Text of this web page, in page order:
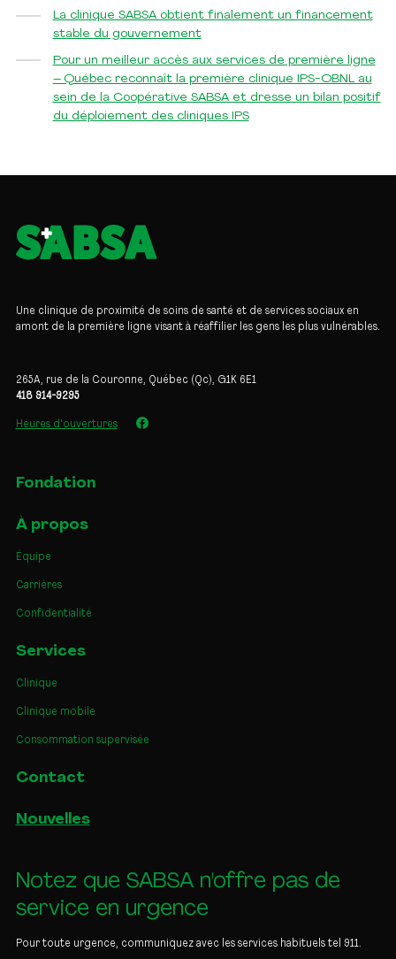
La clinique SABSA obtient finalement un financement
stable du gouvernement
Pour un meilleur accès aux services de première ligne
– Québec reconnaît la première clinique IPS-OBNL au
sein de la Coopérative SABSA et dresse un bilan positif
du déploiement des cliniques IPS
Une clinique de proximité de soins de santé et de services sociaux en
amont de la première ligne visant à réaffilier les gens les plus vulnérables.
265A, rue de la Couronne, Québec (Qc), G1K 6E1
418 914-9295
Heures d'ouvertures
Fondation
À propos
Équipe
Carrières
Confidentialité
Services
Clinique
Clinique mobile
Consommation supervisée
Contact
Nouvelles
Notez que SABSA n'offre pas de
service en urgence
Pour toute urgence, communiquez avec les services habituels tel 911.